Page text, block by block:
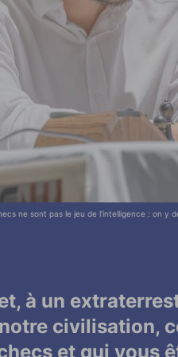
ne sont pas le jeu de l’intelligence : on
à un
civilisation,
et qui vous